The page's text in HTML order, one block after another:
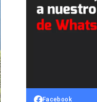
Facebook